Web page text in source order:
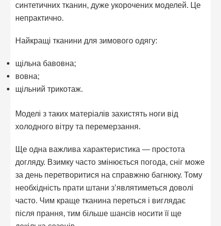
синтетичних тканин, дуже укорочених моделей. Це
непрактично.
Найкращі тканини для зимового одягу:
щільна бавовна;
вовна;
щільний трикотаж.
Моделі з таких матеріалів захистять ноги від
холодного вітру та перемерзання.
Ще одна важлива характеристика — простота
догляду. Взимку часто змінюється погода, сніг може
за день перетворитися на справжню багнюку. Тому
необхідність прати штани з’являтиметься доволі
часто. Чим краще тканина переться і виглядає
після прання, тим більше шансів носити її ще